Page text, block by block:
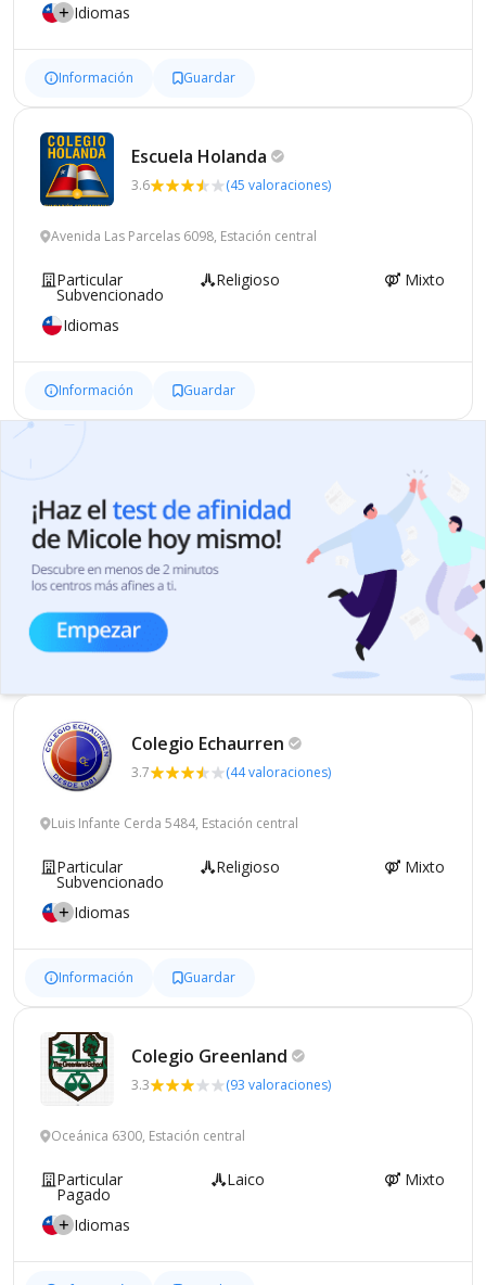
Idiomas
Información Guardar
Escuela Holanda
3.6 (45 valoraciones)
Avenida Las Parcelas 6098, Estación central
Particular
Subvencionado
Religioso Mixto
Idiomas
Información Guardar
Colegio Echaurren
3.7 (44 valoraciones)
Luis Infante Cerda 5484, Estación central
Particular
Subvencionado
Religioso Mixto
Idiomas
Información Guardar
Colegio Greenland
3.3 (93 valoraciones)
Oceánica 6300, Estación central
Particular
Pagado
Laico Mixto
Idiomas